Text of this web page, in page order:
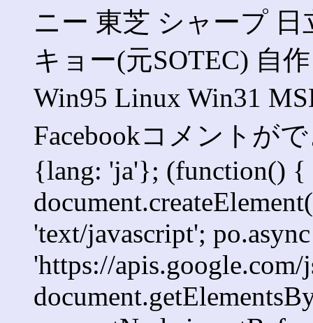
ニー 東芝 シャープ
キョー(元SOTEC) 自
Win95 Linux Win31
Facebookコメントが
{lang: 'ja'}; (function() {
'text/javascript';
'https://